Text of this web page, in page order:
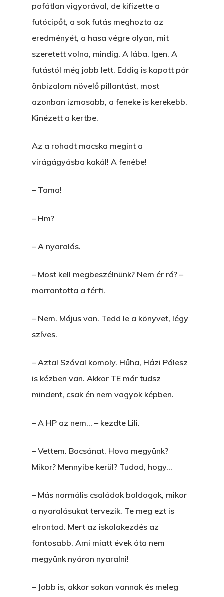
pofátlan vigyorával, de kifizette a
futócipőt, a sok futás meghozta az
eredményét, a hasa végre olyan, mit
szeretett volna, mindig. A lába. Igen. A
futástól még jobb lett. Eddig is kapott pár
önbizalom növelő pillantást, most
azonban izmosabb, a feneke is kerekebb.
Kinézett a kertbe.
Az a rohadt macska megint a
virágágyásba kakál! A fenébe!
– Tama!
– Hm?
– A nyaralás.
– Most kell megbeszélnünk? Nem ér rá? –
morrantotta a férfi.
– Nem. Május van. Tedd le a könyvet, légy
szíves.
– Azta! Szóval komoly. Hűha, Házi Pálesz
is kézben van. Akkor TE már tudsz
mindent, csak én nem vagyok képben.
– A HP az nem… – kezdte Lili.
– Vettem. Bocsánat. Hova megyünk?
Mikor? Mennyibe kerül? Tudod, hogy…
– Más normális családok boldogok, mikor
a nyaralásukat tervezik. Te meg ezt is
elrontod. Mert az iskolakezdés az
fontosabb. Ami miatt évek óta nem
megyünk nyáron nyaralni!
– Jobb is, akkor sokan vannak és meleg